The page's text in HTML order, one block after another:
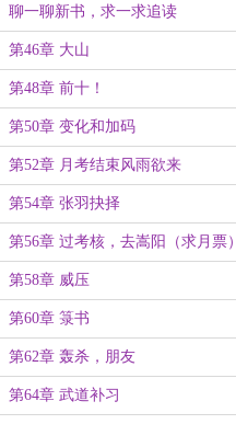
聊一聊新书，求一求追读
第46章 大山
第48章 前十！
第50章 变化和加码
第52章 月考结束风雨欲来
第54章 张羽抉择
第56章 过考核，去嵩阳（求月票）
第58章 威压
第60章 箓书
第62章 轰杀，朋友
第64章 武道补习